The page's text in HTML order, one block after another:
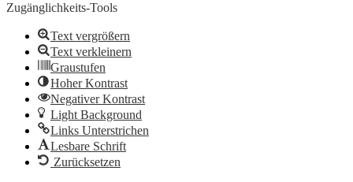
Zugänglichkeits-Tools
Text vergrößern
Text verkleinern
Graustufen
Hoher Kontrast
Negativer Kontrast
Light Background
Links Unterstrichen
Lesbare Schrift
Zurücksetzen